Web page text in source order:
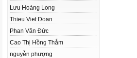
Lưu Hoàng Long
Thieu Viet Doan
Phan Văn Đức
Cao Thị Hồng Thắm
nguyễn phượng